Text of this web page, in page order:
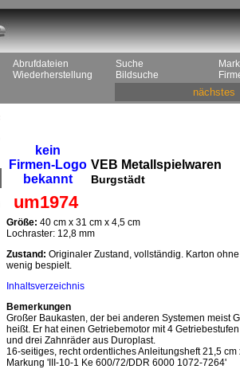
Abrufdateien
Wiederherstellung
Suche
Bildsuche
nächstes
kein
Firmen-Logo
bekannt
VEB Metallspielwaren
Burgstädt
um1974
Größe: 40 cm x 31 cm x 4,5 cm
Lochraster: 12,8 mm
Zustand: Originaler Zustand, vollständig. Karton
wenig bespielt.
Inhaltsverzeichnis
Bemerkungen
Großer Baukasten, der bei anderen Systemen meist
heißt. Er hat einen Getriebemotor mit 4
und drei Zahnräder aus Duroplast.
16-seitiges, recht ordentliches Anleitungsheft 21,5 cm
Markung 'III-10-1 Ke 600/72/DDR 6000 1072-7264'